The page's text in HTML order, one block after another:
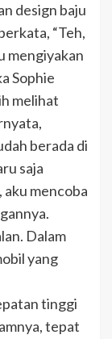
design baju
“Teh,
mengiyakan
Sophie
melihat
berada di
saja
aku mencoba
Dalam
yang
tinggi
tepat